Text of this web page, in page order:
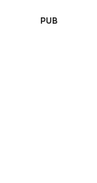
PUB